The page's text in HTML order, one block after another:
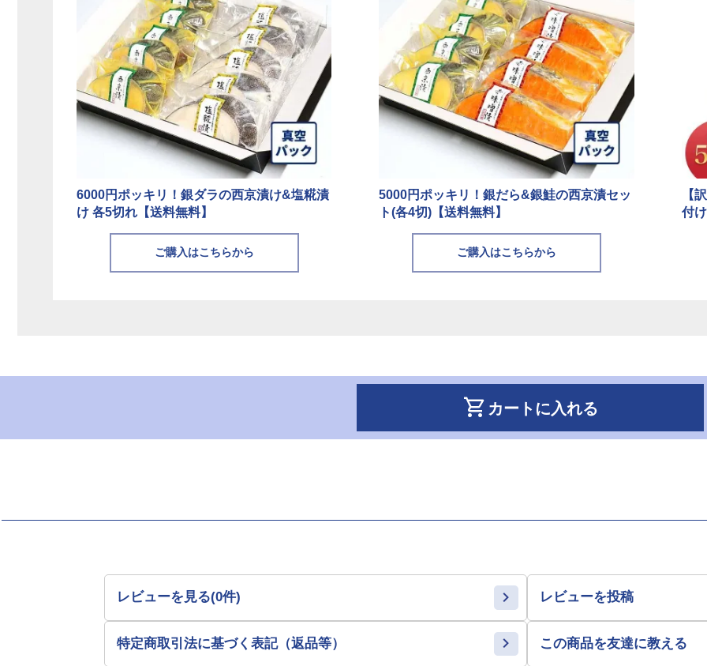
6000円ポッキリ！銀ダラの西京漬け&塩糀漬
け 各5切れ【送料無料】
ご購入はこちらから
5000円ポッキリ！銀だら&銀鮭の西京漬セッ
ト(各4切)【送料無料】
ご購入はこちらから
【
付
shopping_cart カートに入れる
レビューを見る(0件) レビューを投稿
特定商取引法に基づく表記（返品等） この商品を友達に教える